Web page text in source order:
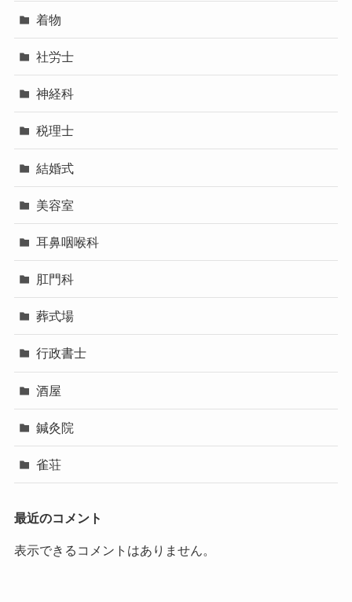
着物
社労士
神経科
税理士
結婚式
美容室
耳鼻咽喉科
肛門科
葬式場
行政書士
酒屋
鍼灸院
雀荘
最近のコメント
表示できるコメントはありません。